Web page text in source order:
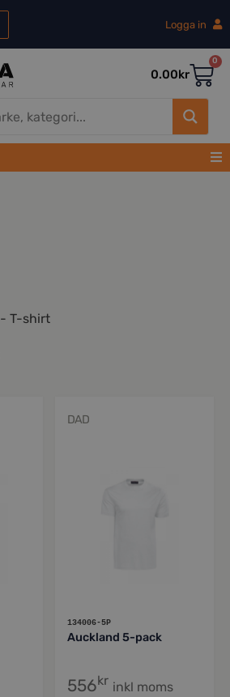
Logga in
0.00kr
0
- T-shirt
DAD
134006-5P
Auckland 5-pack
556kr inkl moms